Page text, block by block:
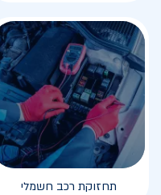
תחזוקת רכב חשמלי